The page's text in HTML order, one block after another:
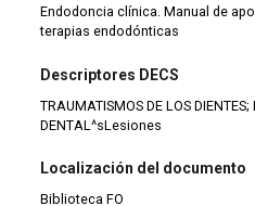
Endodoncia clínica. Manual de
terapias endodónticas
Descriptores DECS
TRAUMATISMOS DE LOS
DENTAL^sLesiones
Localización del documento
Biblioteca FO